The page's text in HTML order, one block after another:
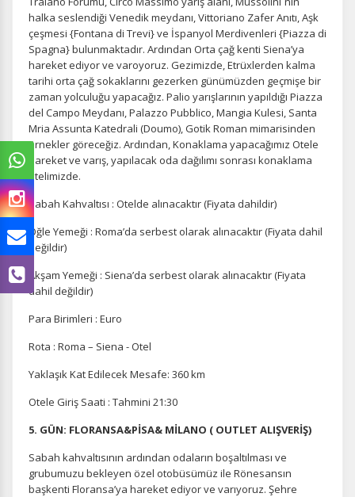
halka seslendiği Venedik meydanı, Vittoriano Zafer Anıtı, Aşk
çeşmesi {Fontana di Trevi} ve İspanyol Merdivenleri {Piazza di
Spagna} bulunmaktadır. Ardından Orta çağ kenti Siena’ya
hareket ediyor ve varoyoruz. Gezimizde, Etrüxlerden kalma
tarihi orta çağ sokaklarını gezerken günümüzden geçmişe bir
zaman yolculuğu yapacağız. Palio yarışlarının yapıldığı Piazza
del Campo Meydanı, Palazzo Pubblico, Mangia Kulesi, Santa
Mria Assunta Katedrali (Doumo), Gotik Roman mimarisinden
örnekler göreceğiz. Ardından, Konaklama yapacağımız Otele
hareket ve varış, yapılacak oda dağılımı sonrası konaklama
otelimizde.
Sabah Kahvaltısı : Otelde alınacaktır (Fiyata dahildir)
Öğle Yemeği : Roma’da serbest olarak alınacaktır (Fiyata dahil
değildir)
Akşam Yemeği : Siena’da serbest olarak alınacaktır (Fiyata
dahil değildir)
Para Birimleri : Euro
Rota : Roma – Siena - Otel
Yaklaşık Kat Edilecek Mesafe: 360 km
Otele Giriş Saati : Tahmini 21:30
5. GÜN: FLORANSA&PİSA& MİLANO ( OUTLET ALIŞVERİŞ)
Sabah kahvaltısının ardından odaların boşaltılması ve
grubumuzu bekleyen özel otobüsümüz ile Rönesansın
başkenti Floransa’ya hareket ediyor ve varıyoruz. Şehre